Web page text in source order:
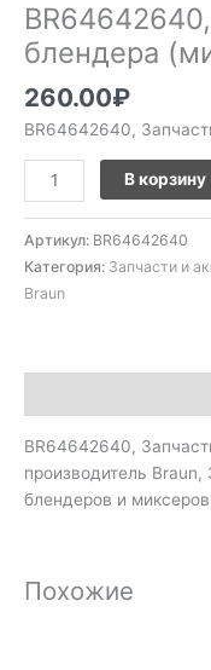
блендера
260.00₽
BR64642640,
В корзину
Артикул: BR64642640
Категория: Запчасти и
Braun
BR64642640,
производитель
блендеров и миксеров
Похожие